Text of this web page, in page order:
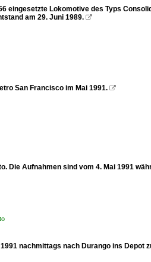
eingesetzte Lokomotive des Typs
am 29. Juni 1989. 
San Francisco im Mai 1991. 
Die Aufnahmen sind vom 4. Mai 1991
nachmittags nach Durango ins Depot